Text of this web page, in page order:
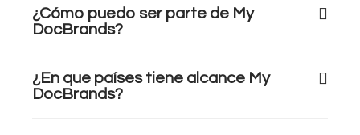
¿Cómo puedo ser parte de My
DocBrands?
¿En que países tiene alcance My
DocBrands?